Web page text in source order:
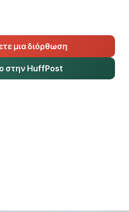
μια διόρθωση
στην HuffPost